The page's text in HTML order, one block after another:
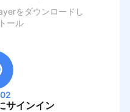
をダウンロードし
ール
サインイン